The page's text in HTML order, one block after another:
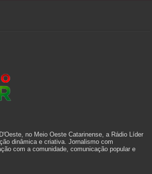
no Meio Oeste Catarinense, a Rádio Líder
dinâmica e criativa. Jornalismo com
com a comunidade, comunicação popular e